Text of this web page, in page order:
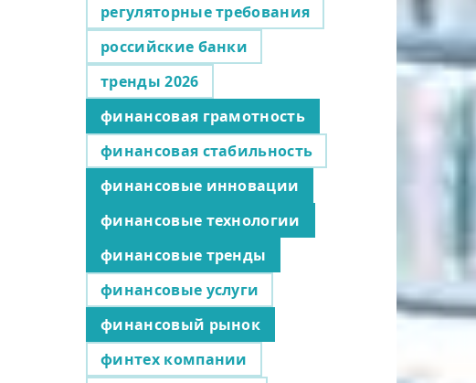
регуляторные требования
российские банки
тренды 2026
финансовая грамотность
финансовая стабильность
финансовые инновации
финансовые технологии
финансовые тренды
финансовые услуги
финансовый рынок
финтех компании